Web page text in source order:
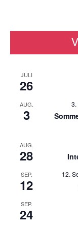
JULI
26
AUG.
3
3.
AUG.
28
SEP.
12
12.
SEP.
24